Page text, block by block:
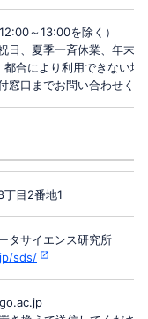
～13:00を除く）
日、夏季一斉休業、年末
合により利用できない場
窓口までお問い合わせく
目2番地1
タサイエンス研究所
sds/